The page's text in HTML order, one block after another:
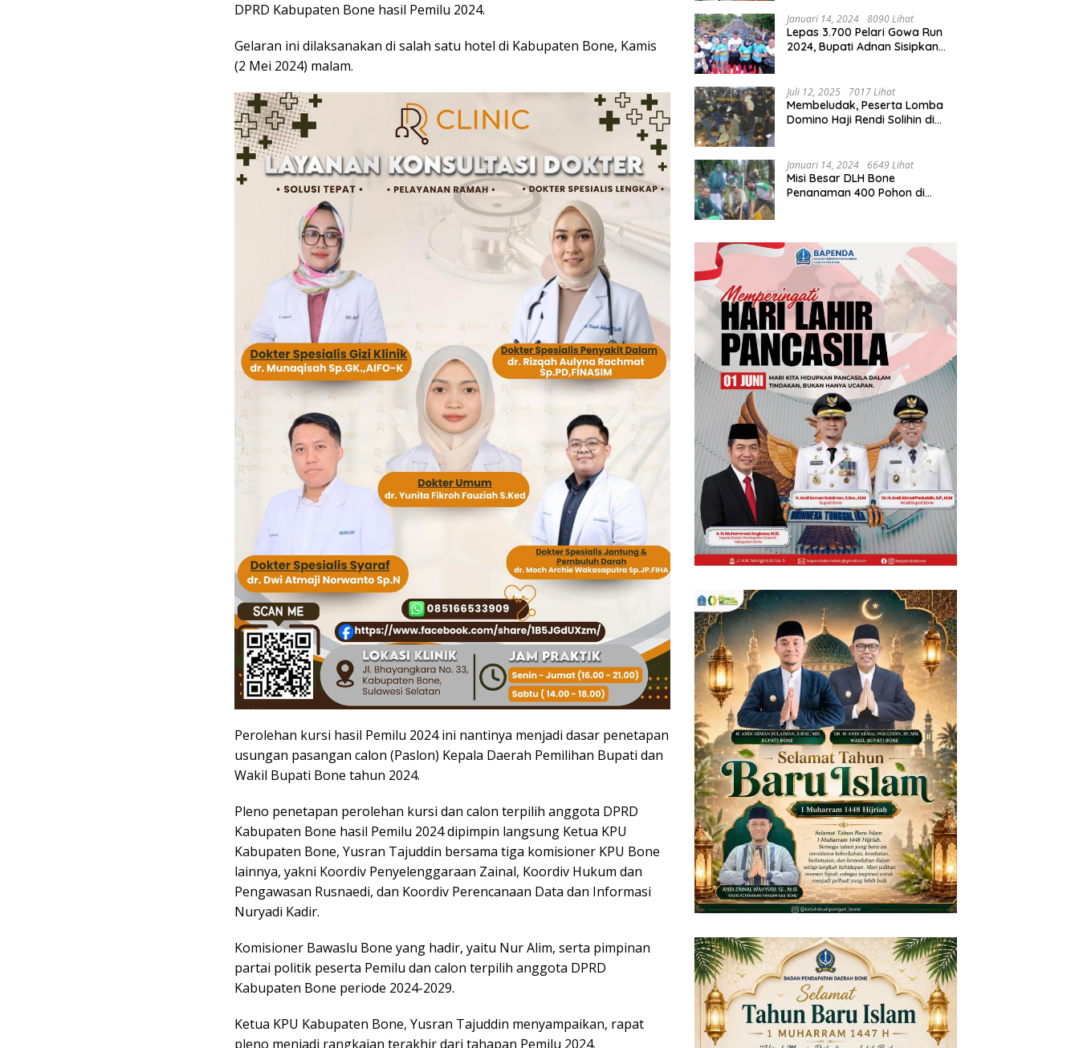
DPRD Kabupaten Bone hasil Pemilu 2024.
Gelaran ini dilaksanakan di salah satu hotel di Kabupaten Bone, Kamis
(2 Mei 2024) malam.
Perolehan kursi hasil Pemilu 2024 ini nantinya menjadi dasar penetapan
usungan pasangan calon (Paslon) Kepala Daerah Pemilihan Bupati dan
Wakil Bupati Bone tahun 2024.
Pleno penetapan perolehan kursi dan calon terpilih anggota DPRD
Kabupaten Bone hasil Pemilu 2024 dipimpin langsung Ketua KPU
Kabupaten Bone, Yusran Tajuddin bersama tiga komisioner KPU Bone
lainnya, yakni Koordiv Penyelenggaraan Zainal, Koordiv Hukum dan
Pengawasan Rusnaedi, dan Koordiv Perencanaan Data dan Informasi
Nuryadi Kadir.
Komisioner Bawaslu Bone yang hadir, yaitu Nur Alim, serta pimpinan
partai politik peserta Pemilu dan calon terpilih anggota DPRD
Kabupaten Bone periode 2024-2029.
Ketua KPU Kabupaten Bone, Yusran Tajuddin menyampaikan, rapat
pleno menjadi rangkaian terakhir dari tahapan Pemilu 2024.
Januari 14, 2024 8090 Lihat
Lepas 3.700 Pelari Gowa Run
2024, Bupati Adnan Sisipkan
Juli 12, 2025 7017 Lihat
Membeludak, Peserta Lomba
Domino Haji Rendi Solihin di
Januari 14, 2024 6649 Lihat
Misi Besar DLH Bone
Penanaman 400 Pohon di